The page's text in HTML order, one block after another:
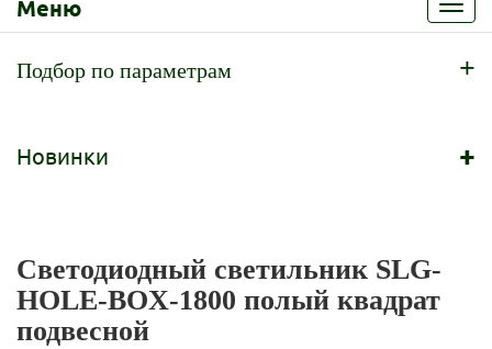
Меню
Подбор по параметрам +
Новинки +
Светодиодный светильник SLG-
HOLE-BOX-1800 полый квадрат
подвесной